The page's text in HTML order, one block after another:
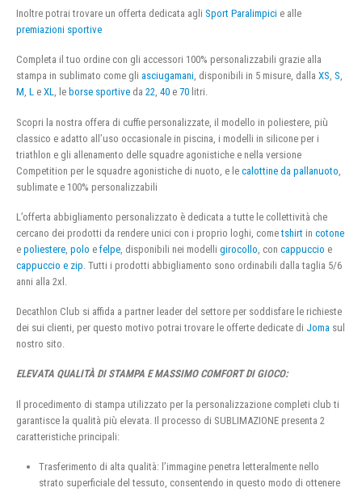
Inoltre potrai trovare un offerta dedicata agli Sport Paralimpici e alle
premiazioni sportive
Completa il tuo ordine con gli accessori 100% personalizzabili grazie alla
stampa in sublimato come gli asciugamani, disponibili in 5 misure, dalla XS, S,
M, L e XL, le borse sportive da 22, 40 e 70 litri.
Scopri la nostra offera di cuffie personalizzate, il modello in poliestere, più
classico e adatto all’uso occasionale in piscina, i modelli in silicone per i
triathlon e gli allenamento delle squadre agonistiche e nella versione
Competition per le squadre agonistiche di nuoto, e le calottine da pallanuoto
sublimate e 100% personalizzabili
L’offerta abbigliamento personalizzato è dedicata a tutte le collettività che
cercano dei prodotti da rendere unici con i proprio loghi, cometshirt in cotone
e poliestere polo e felpe , disponibili nei modelli girocollo , con cappuccio e
cappuccio e zip . Tutti i prodotti abbigliamento sono ordinabili dalla taglia 5/6
anni alla 2xl.
Decathlon Club si affida a partner leader del settore per soddisfare le richieste
dei sui clienti, per questo motivo potrai trovare le offerte dedicate di Joma sul
nostro sito.
ELEVATA QUALITÀ DI STAMPA E MASSIMO COMFORT DI GIOCO:
Il procedimento di stampa utilizzato per la personalizzazione completi club ti
garantisce la qualità più elevata. Il processo di SUBLIMAZIONE presenta 2
caratteristiche principali:
Trasferimento di alta qualità: l’immagine penetra letteralmente nello
strato superficiale del tessuto, consentendo in questo modo di ottenere